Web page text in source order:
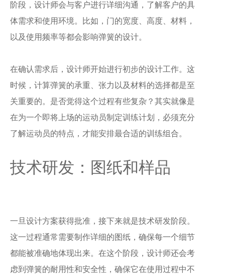
阶段，设计师会与客户进行详细沟通，了解客户的具
体需求和使用环境。比如，门的宽度、高度、材料，
以及使用频率等都会影响弹簧的设计。
在确认需求后，设计师开始进行初步的设计工作。这
时候，计算弹簧的承重、张力以及材料的选择都是至
关重要的。是否觉得这个过程有些复杂？其实就像是
在为一个即将上场的运动员制定训练计划，必须充分
了解运动员的特点，才能安排最合适的训练组合。
技术研发：图纸和样品
一旦设计方案获得批准，接下来就是技术研发阶段。
这一过程通常需要制作详细的图纸，确保每一个细节
都能被准确地体现出来。在这个阶段，设计师还会考
虑到弹簧的耐用性和安全性，确保它在使用过程中不